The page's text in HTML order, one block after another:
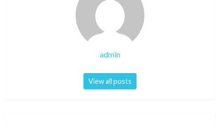
admin
View all posts